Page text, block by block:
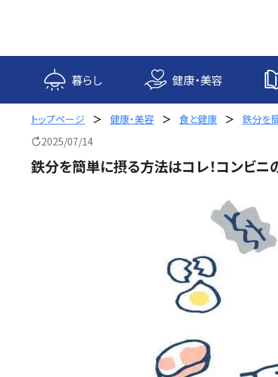
ス
プ
暮らし 健康・美容
トップページ 健康・美容 食と健康
鉄分を
2025/07/14
鉄分を簡単に摂る方法はコレ！コンビ